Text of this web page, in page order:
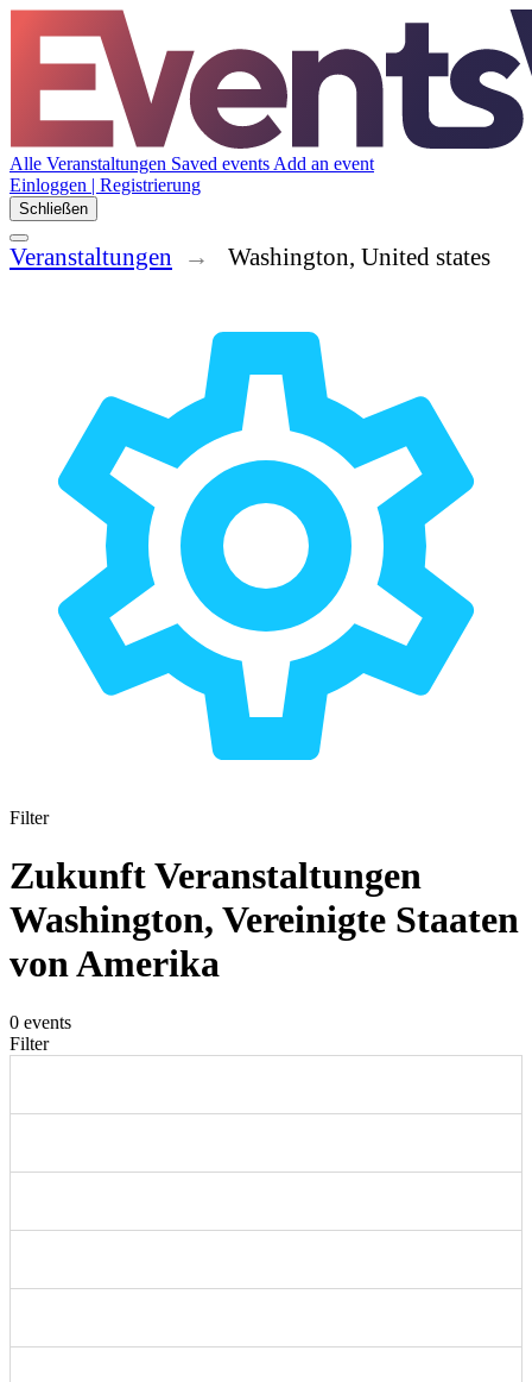
Alle Veranstaltungen Saved events Add an event
Einloggen | Registrierung
Schließen
Veranstaltungen Washington, United states
Filter
Zukunft Veranstaltungen
Washington, Vereinigte Staaten
von Amerika
0 events
Filter